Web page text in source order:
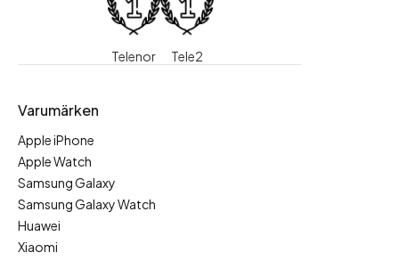
Telenor Tele2
Varumärken
Apple iPhone
Apple Watch
Samsung Galaxy
Samsung Galaxy Watch
Huawei
Xiaomi